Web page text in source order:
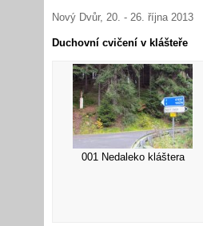
Nový Dvůr, 20. - 26. října 2013
Duchovní cvičení v klášteře
001 Nedaleko kláštera